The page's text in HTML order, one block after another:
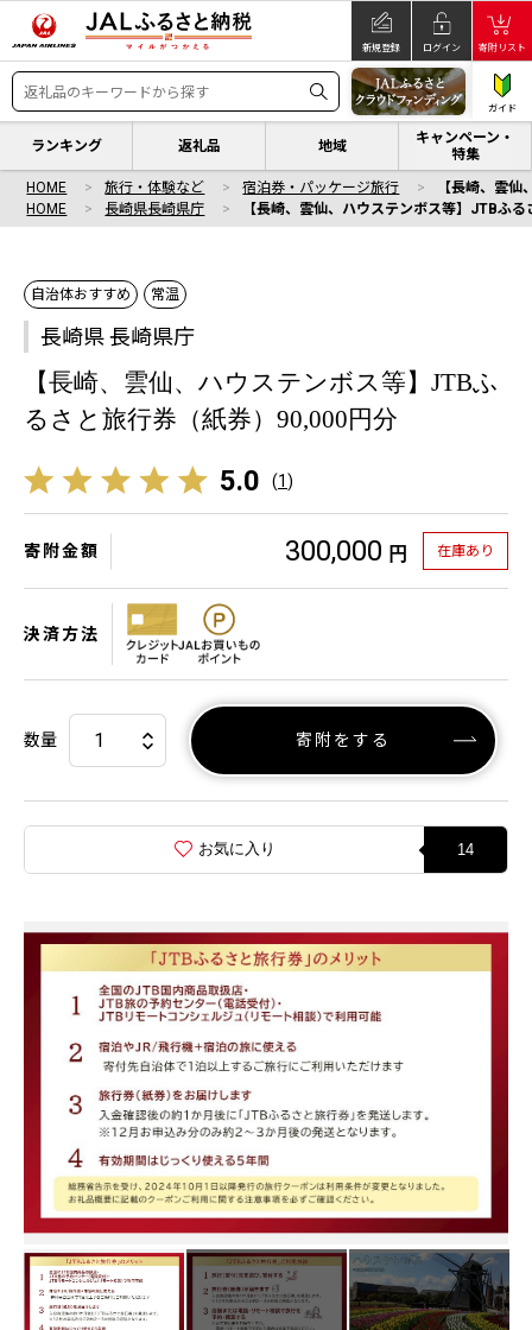
新規登録 ログイン 寄附リスト
ガイド
ランキング 返礼品 地域
キャンペーン・
特集
HOME 旅行・体験など 宿泊券・パッケージ旅行
【長崎、雲
HOME
長崎県長崎県庁 【長崎、雲仙、ハウステンボス等】JTBふ
自治体おすすめ 常温
長崎県 長崎県庁
【長崎、雲仙、ハウステンボス等】JTBふ
るさと旅行券（紙券）90,000円分
5.0 (1)
寄附金額 300,000 円 在庫あり
決済方法
数量 寄附をする
お気に入り 14